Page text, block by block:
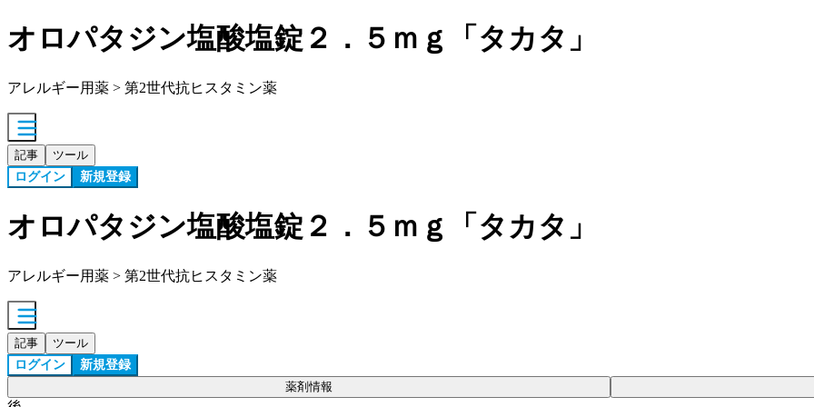
オロパタジン塩酸塩錠２．５ｍｇ「タカタ」
アレルギー用薬 > 第2世代抗ヒスタミン薬
記事 ツール
ログイン 新規登録
オロパタジン塩酸塩錠２．５ｍｇ「タカタ」
アレルギー用薬 > 第2世代抗ヒスタミン薬
記事 ツール
ログイン 新規登録
薬剤情報